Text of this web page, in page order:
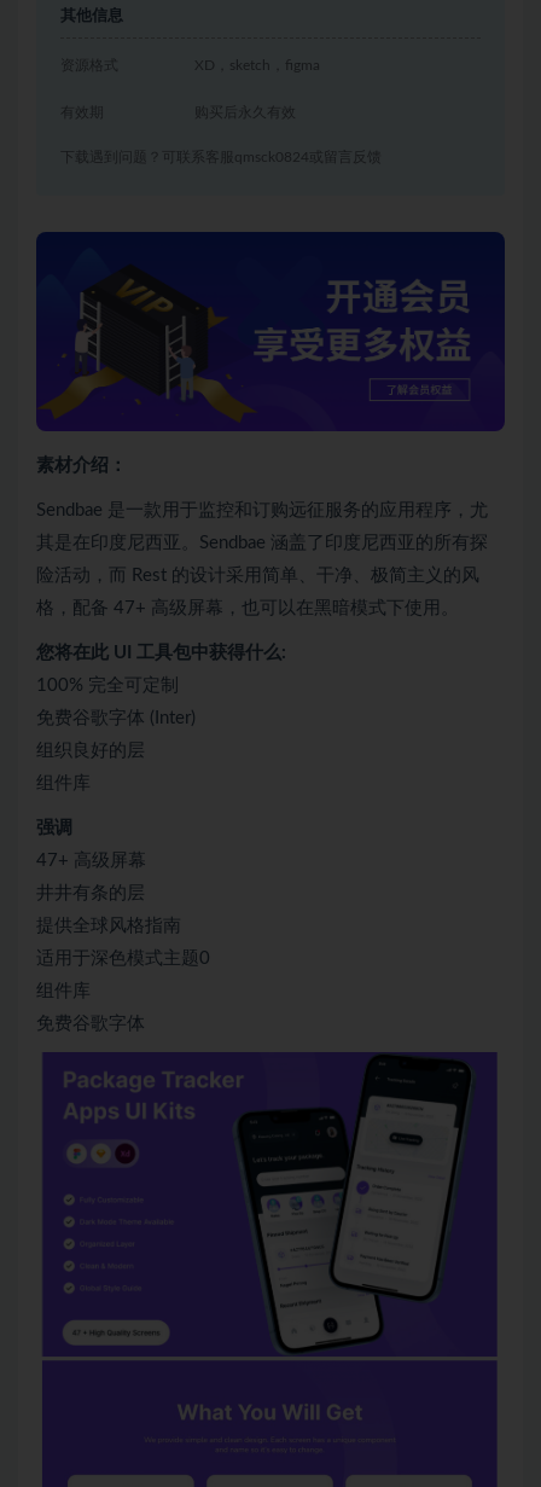
其他信息
资源格式 XD，sketch，figma
有效期 购买后永久有效
下载遇到问题？可联系客服qmsck0824或留言反馈
素材介绍：
Sendbae 是一款用于监控和订购远征服务的应用程序，尤
其是在印度尼西亚。Sendbae 涵盖了印度尼西亚的所有探
险活动，而 Rest 的设计采用简单、干净、极简主义的风
格，配备 47+ 高级屏幕，也可以在黑暗模式下使用。
您将在此 UI 工具包中获得什么:
100% 完全可定制
免费谷歌字体 (Inter)
组织良好的层
组件库
强调
47+ 高级屏幕
井井有条的层
提供全球风格指南
适用于深色模式主题0
组件库
免费谷歌字体